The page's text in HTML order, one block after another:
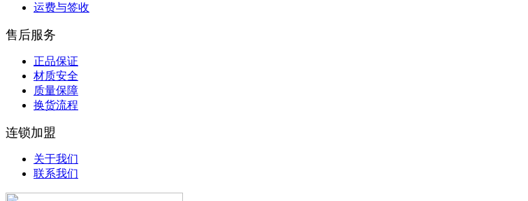
运费与签收
售后服务
正品保证
材质安全
质量保障
换货流程
连锁加盟
关于我们
联系我们